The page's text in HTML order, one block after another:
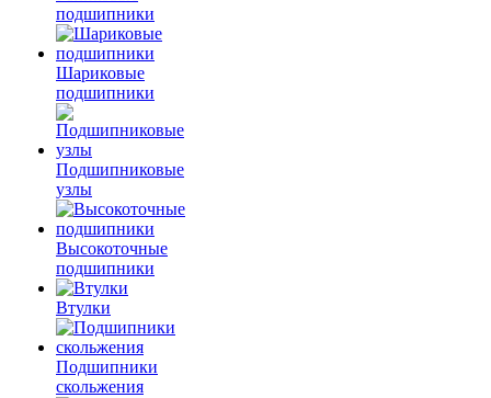
подшипники
Шариковые
подшипники
Подшипниковые
узлы
Высокоточные
подшипники
Втулки
Подшипники
скольжения